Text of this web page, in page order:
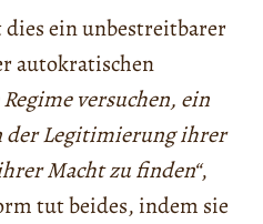
ein unbestreitbarer
autokratischen
versuchen, ein
der Legitimierung ihrer
Macht zu finden“,
tut beides, indem sie